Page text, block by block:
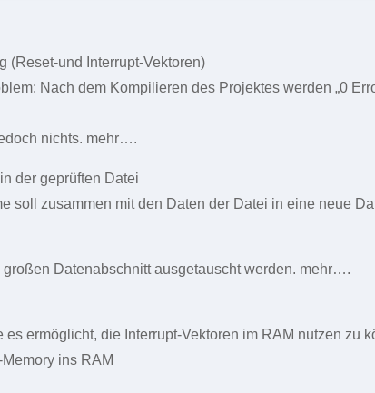
(Reset-und Interrupt-Vektoren)
Nach dem Kompilieren des Projektes werden „0
nichts. mehr….
der geprüften Datei
soll zusammen mit den Daten der Datei in eine neue
Datenabschnitt ausgetauscht werden. mehr….
ermöglicht, die Interrupt-Vektoren im RAM nutzen zu
ins RAM